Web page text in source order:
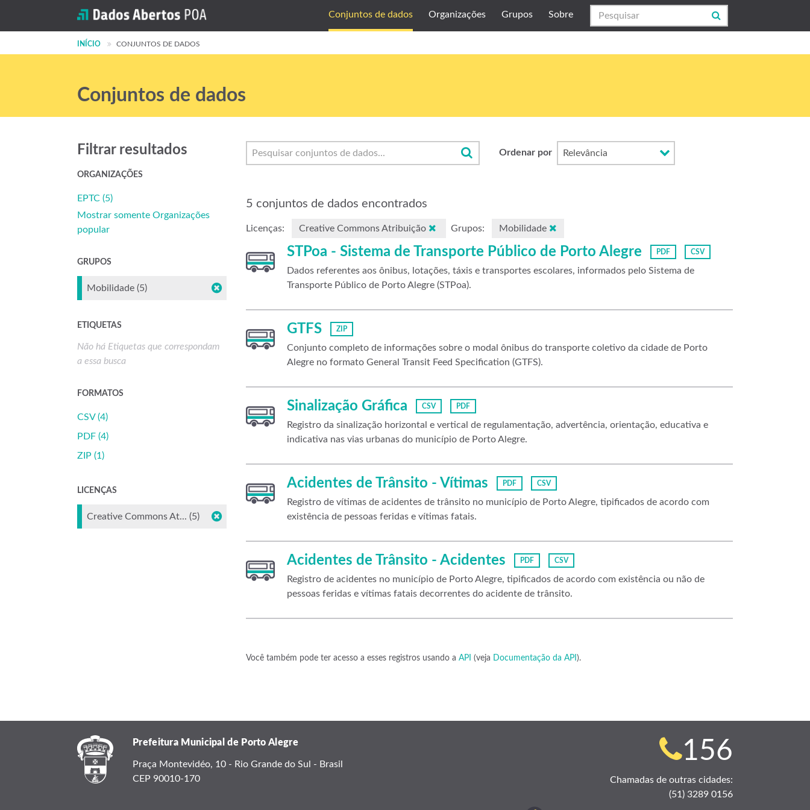
Conjuntos de dados Organizações Grupos Sobre
INÍCIO CONJUNTOS DE DADOS
Conjuntos de dados
Ordenar por
5 conjuntos de dados encontrados
Licenças: Creative Commons Atribuição Grupos: Mobilidade
STPoa - Sistema de Transporte Público de Porto Alegre PDF CSV
Dados referentes aos ônibus, lotações, táxis e transportes escolares, informados pelo Sistema de
Transporte Público de Porto Alegre (STPoa).
GTFS ZIP
Conjunto completo de informações sobre o modal ônibus do transporte coletivo da cidade de Porto
Alegre no formato General Transit Feed Specification (GTFS).
Sinalização Gráfica CSV PDF
Registro da sinalização horizontal e vertical de regulamentação, advertência, orientação, educativa e
indicativa nas vias urbanas do município de Porto Alegre.
Acidentes de Trânsito - Vítimas PDF CSV
Registro de vítimas de acidentes de trânsito no município de Porto Alegre, tipificados de acordo com
existência de pessoas feridas e vítimas fatais.
Acidentes de Trânsito - Acidentes PDF CSV
Registro de acidentes no município de Porto Alegre, tipificados de acordo com existência ou não de
pessoas feridas e vítimas fatais decorrentes do acidente de trânsito.
Você também pode ter acesso a esses registros usando a API (veja Documentação da API ).
Filtrar resultados
ORGANIZAÇÕES
EPTC (5)
Mostrar somente Organizações
popular
GRUPOS
Mobilidade (5)
ETIQUETAS
Não há Etiquetas que correspondam
a essa busca
FORMATOS
CSV (4)
PDF (4)
ZIP (1)
LICENÇAS
Creative Commons At... (5)
Prefeitura Municipal de Porto Alegre
Praça Montevidéo, 10 - Rio Grande do Sul - Brasil
CEP 90010-170
Telefone
para
156
Chamadas de outras cidades:
(51) 3289 0156